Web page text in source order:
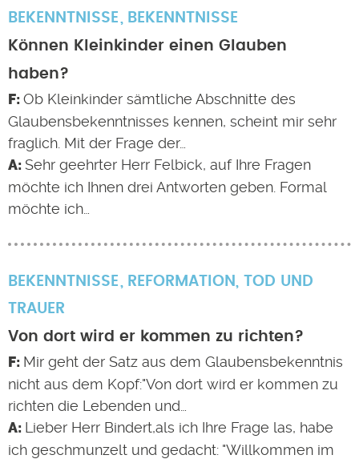
BEKENNTNISSE
BEKENNTNISSE
Können Kleinkinder einen Glauben
haben?
Ob Kleinkinder sämtliche Abschnitte des
Glaubensbekenntnisses kennen, scheint mir sehr
fraglich. Mit der Frage der…
Sehr geehrter Herr Felbick, auf Ihre Fragen
möchte ich Ihnen drei Antworten geben. Formal
möchte ich…
BEKENNTNISSE REFORMATION , TOD UND
TRAUER
Von dort wird er kommen zu richten?
Mir geht der Satz aus dem Glaubensbekenntnis
nicht aus dem Kopf:"Von dort wird er kommen zu
richten die Lebenden und…
Lieber Herr Bindert,als ich Ihre Frage las, habe
ich geschmunzelt und gedacht: "Willkommen im